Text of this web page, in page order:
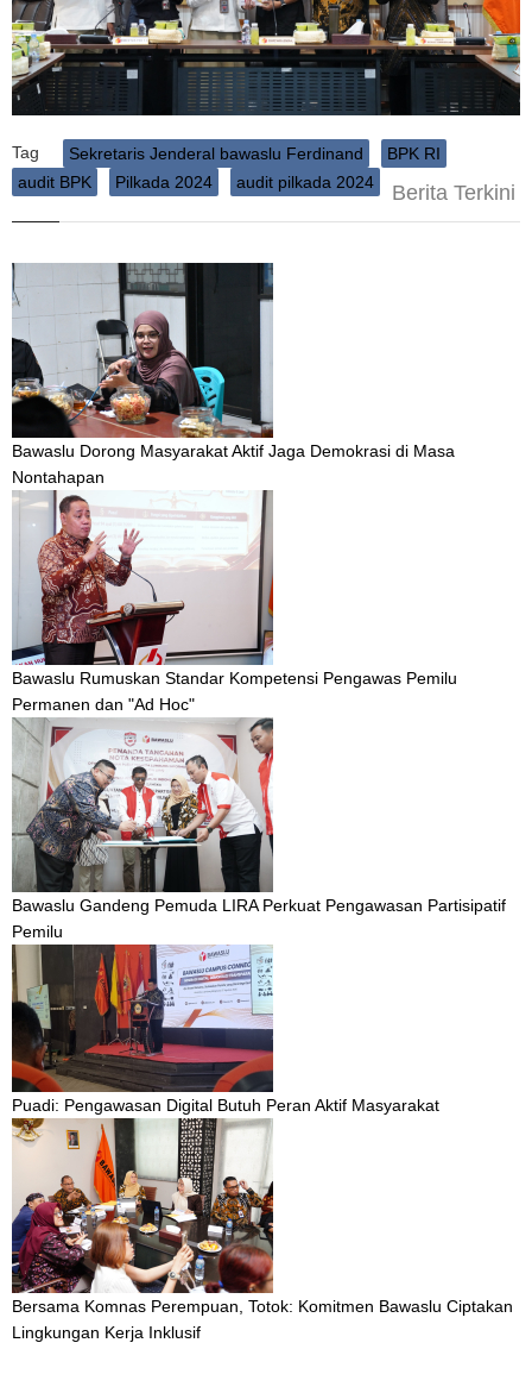
Tag Sekretaris Jenderal bawaslu Ferdinand
BPK RI
audit BPK
Pilkada 2024 audit pilkada 2024 Berita Terkini
Bawaslu Dorong Masyarakat Aktif Jaga Demokrasi di Masa
Nontahapan
Bawaslu Rumuskan Standar Kompetensi Pengawas Pemilu
Permanen dan "Ad Hoc"
Bawaslu Gandeng Pemuda LIRA Perkuat Pengawasan Partisipatif
Pemilu
Puadi: Pengawasan Digital Butuh Peran Aktif Masyarakat
Bersama Komnas Perempuan, Totok: Komitmen Bawaslu Ciptakan
Lingkungan Kerja Inklusif